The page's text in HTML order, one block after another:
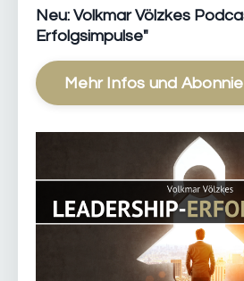
Neu: Volkmar Völzkes
Erfolgsimpulse"
Mehr Infos und